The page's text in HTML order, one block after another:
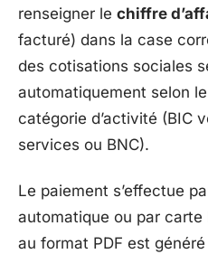
renseigner le chiffre
facturé) dans la case
des cotisations sociales
automatiquement selon
catégorie d’activité (BIC
services ou BNC).
Le paiement s’effectue
automatique ou par
au format PDF est